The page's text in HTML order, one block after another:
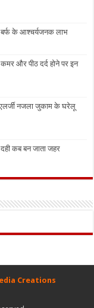
बर्फ के आश्चर्यजनक लाभ
और पीठ दर्द होने पर इन
एलर्जी नजला जुकाम के घरेलू
कब बन जाता जहर
Creations